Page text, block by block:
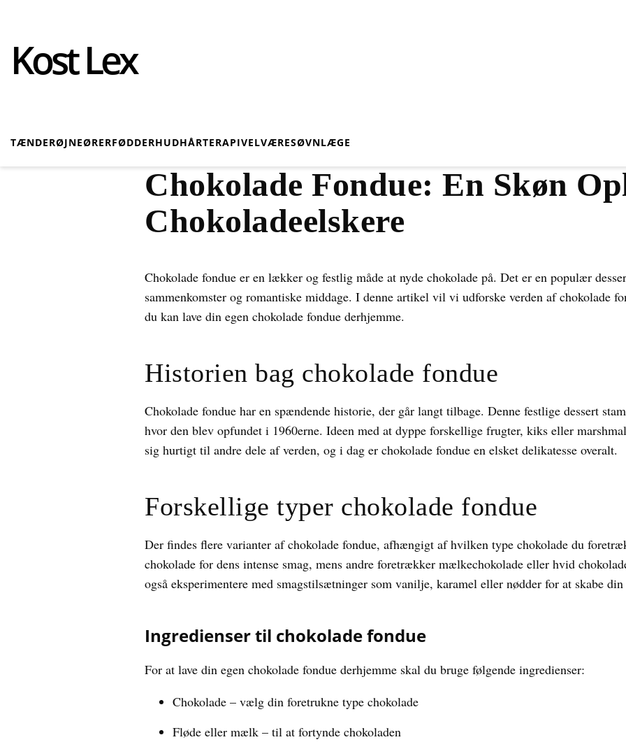
Kost Lex
TÆNDERØJNEØRERFØDDERHUDHÅRTERAPIVELVÆRESØVNLÆGE
Chokolade Fondue: En Skøn
Chokoladeelskere
Chokolade fondue er en lækker og festlig måde at nyde chokolade på. Det er en populær
sammenkomster og romantiske middage. I denne artikel vil vi udforske verden af chokolade
du kan lave din egen chokolade fondue derhjemme.
Historien bag chokolade fondue
Chokolade fondue har en spændende historie, der går langt tilbage. Denne festlige dessert
hvor den blev opfundet i 1960erne. Ideen med at dyppe forskellige frugter, kiks eller
sig hurtigt til andre dele af verden, og i dag er chokolade fondue en elsket delikatesse overalt.
Forskellige typer chokolade fondue
Der findes flere varianter af chokolade fondue, afhængigt af hvilken type chokolade du
chokolade for dens intense smag, mens andre foretrækker mælkechokolade eller hvid
også eksperimentere med smagstilsætninger som vanilje, karamel eller nødder for at skabe
Ingredienser til chokolade fondue
For at lave din egen chokolade fondue derhjemme skal du bruge følgende ingredienser:
Chokolade – vælg din foretrukne type chokolade
Fløde eller mælk – til at fortynde chokoladen